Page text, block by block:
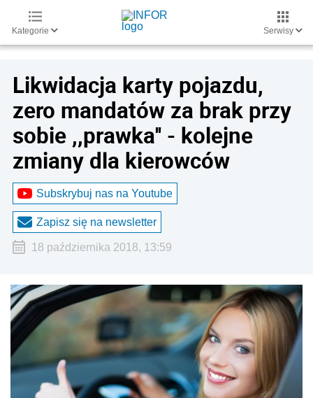
Kategorie Serwisy
Likwidacja karty pojazdu,
zero mandatów za brak przy
sobie ,,prawka'' - kolejne
zmiany dla kierowców
Subskrybuj nas na Youtube
Zapisz się na newsletter
18 października 2018, 13:59